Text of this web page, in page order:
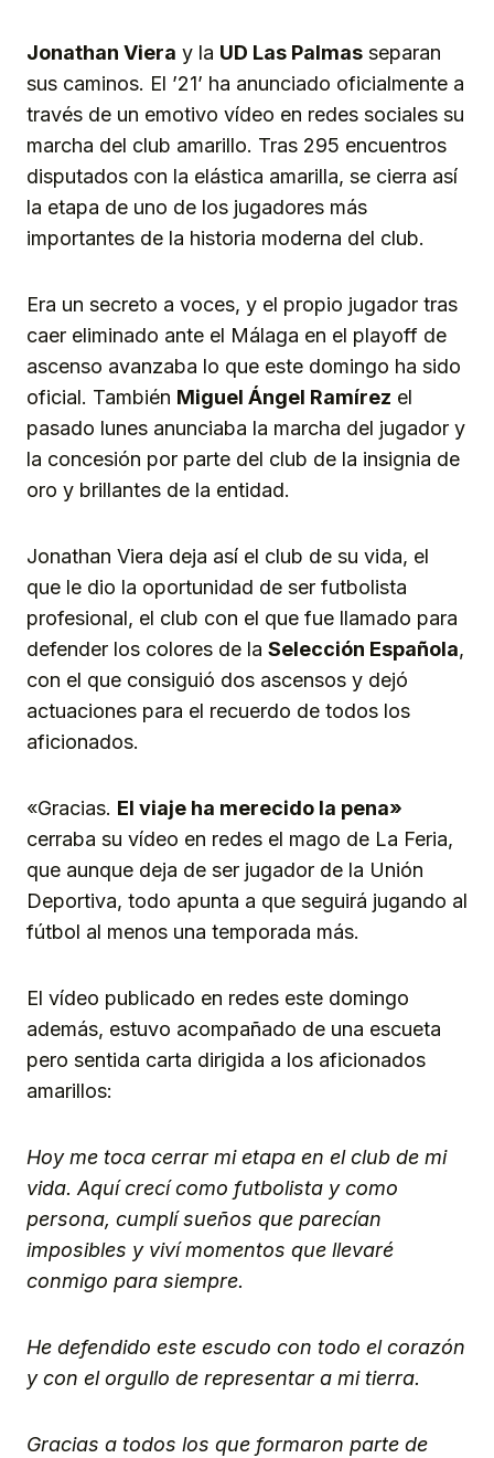
Jonathan Viera y la UD Las Palmas separan
sus caminos. El ’21’ ha anunciado oficialmente a
través de un emotivo vídeo en redes sociales su
marcha del club amarillo. Tras 295 encuentros
disputados con la elástica amarilla, se cierra así
la etapa de uno de los jugadores más
importantes de la historia moderna del club.
Era un secreto a voces, y el propio jugador tras
caer eliminado ante el Málaga en el playoff de
ascenso avanzaba lo que este domingo ha sido
oficial. También Miguel Ángel Ramírez el
pasado lunes anunciaba la marcha del jugador y
la concesión por parte del club de la insignia de
oro y brillantes de la entidad.
Jonathan Viera deja así el club de su vida, el
que le dio la oportunidad de ser futbolista
profesional, el club con el que fue llamado para
defender los colores de la Selección Española,
con el que consiguió dos ascensos y dejó
actuaciones para el recuerdo de todos los
aficionados.
«Gracias. El viaje ha merecido la pena»
cerraba su vídeo en redes el mago de La Feria,
que aunque deja de ser jugador de la Unión
Deportiva, todo apunta a que seguirá jugando al
fútbol al menos una temporada más.
El vídeo publicado en redes este domingo
además, estuvo acompañado de una escueta
pero sentida carta dirigida a los aficionados
amarillos:
Hoy me toca cerrar mi etapa en el club de mi
vida. Aquí crecí como futbolista y como
persona, cumplí sueños que parecían
imposibles y viví momentos que llevaré
conmigo para siempre.
He defendido este escudo con todo el corazón
y con el orgullo de representar a mi tierra.
Gracias a todos los que formaron parte de